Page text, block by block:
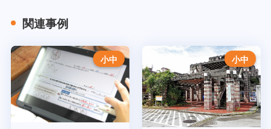
関連事例
小中 小中